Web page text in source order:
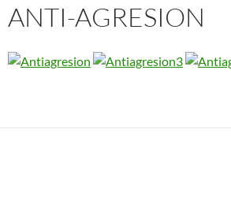
ANTI-AGRESION